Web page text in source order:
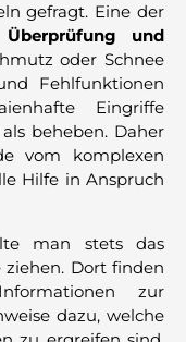
gefragt. Eine der
Überprüfung und
oder Schnee
Fehlfunktionen
Eingriffe
beheben. Daher
vom komplexen
Hilfe in Anspruch
man stets das
ziehen. Dort finden
zur
dazu, welche